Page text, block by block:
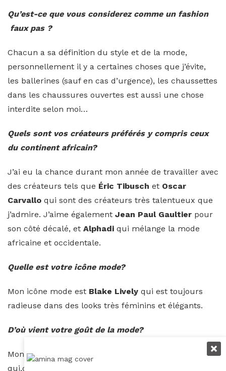
Qu’est-ce que vous considerez comme un fashion
faux pas ?
Chacun a sa définition du style et de la mode,
personnellement il y a certaines choses que j’évite,
les ballerines (sauf en cas d’urgence), les chaussettes
dans les chaussures ouvertes est aussi une chose
interdite selon moi…
Quels sont vos créateurs préférés y compris ceux
du continent africain?
J’ai eu la chance durant mon année de travailler avec
des créateurs tels que Éric Tibusch et Oscar
Carvallo qui sont des créateurs très talentueux que
j’admire. J’aime également Jean Paul Gaultier pour
son côté décalé, et Alphadi qui mélange la mode
africaine et occidentale.
Quelle est votre icône mode?
Mon icône mode est Blake Lively qui est toujours
radieuse dans des looks très féminins et élégants.
D’où vient votre goût de la mode?
Mon goût de la mode me vient de ma maman,
qui,depuis mon enfance m’a toujours appris à